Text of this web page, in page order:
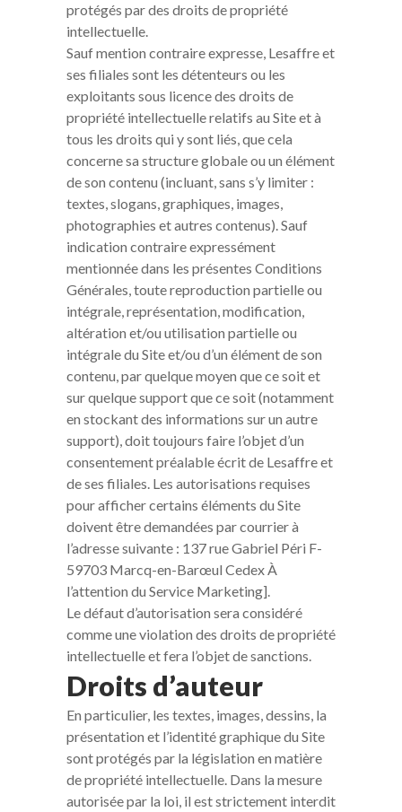
protégés par des droits de propriété
intellectuelle.
Sauf mention contraire expresse, Lesaffre et
ses filiales sont les détenteurs ou les
exploitants sous licence des droits de
propriété intellectuelle relatifs au Site et à
tous les droits qui y sont liés, que cela
concerne sa structure globale ou un élément
de son contenu (incluant, sans s’y limiter :
textes, slogans, graphiques, images,
photographies et autres contenus). Sauf
indication contraire expressément
mentionnée dans les présentes Conditions
Générales, toute reproduction partielle ou
intégrale, représentation, modification,
altération et/ou utilisation partielle ou
intégrale du Site et/ou d’un élément de son
contenu, par quelque moyen que ce soit et
sur quelque support que ce soit (notamment
en stockant des informations sur un autre
support), doit toujours faire l’objet d’un
consentement préalable écrit de Lesaffre et
de ses filiales. Les autorisations requises
pour afficher certains éléments du Site
doivent être demandées par courrier à
l’adresse suivante : 137 rue Gabriel Péri F-
59703 Marcq-en-Barœul Cedex À
l’attention du Service Marketing].
Le défaut d’autorisation sera considéré
comme une violation des droits de propriété
intellectuelle et fera l’objet de sanctions.
Droits d’auteur
En particulier, les textes, images, dessins, la
présentation et l’identité graphique du Site
sont protégés par la législation en matière
de propriété intellectuelle. Dans la mesure
autorisée par la loi, il est strictement interdit